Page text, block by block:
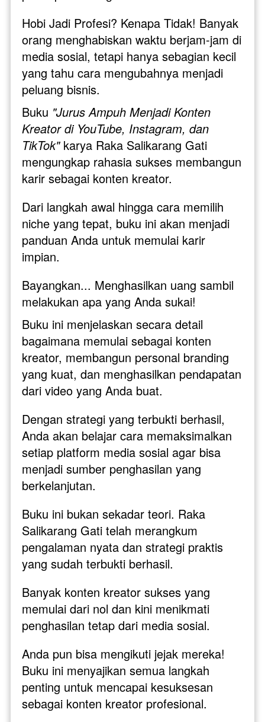
Hobi Jadi Profesi? Kenapa Tidak! Banyak
orang menghabiskan waktu berjam-jam di
media sosial, tetapi hanya sebagian kecil
yang tahu cara mengubahnya menjadi
peluang bisnis.
Buku "Jurus Ampuh Menjadi Konten
Kreator di YouTube, Instagram, dan
TikTok" karya Raka Salikarang Gati
mengungkap rahasia sukses membangun
karir sebagai konten kreator.
Dari langkah awal hingga cara memilih
niche yang tepat, buku ini akan menjadi
panduan Anda untuk memulai karir
impian.
Bayangkan... Menghasilkan uang sambil
melakukan apa yang Anda sukai!
Buku ini menjelaskan secara detail
bagaimana memulai sebagai konten
kreator, membangun personal branding
yang kuat, dan menghasilkan pendapatan
dari video yang Anda buat.
Dengan strategi yang terbukti berhasil,
Anda akan belajar cara memaksimalkan
setiap platform media sosial agar bisa
menjadi sumber penghasilan yang
berkelanjutan.
Buku ini bukan sekadar teori. Raka
Salikarang Gati telah merangkum
pengalaman nyata dan strategi praktis
yang sudah terbukti berhasil.
Banyak konten kreator sukses yang
memulai dari nol dan kini menikmati
penghasilan tetap dari media sosial.
Anda pun bisa mengikuti jejak mereka!
Buku ini menyajikan semua langkah
penting untuk mencapai kesuksesan
sebagai konten kreator profesional.